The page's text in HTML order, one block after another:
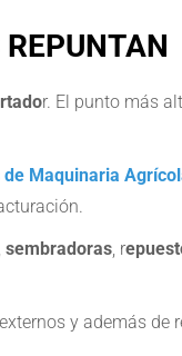
r. El punto más
Maquinaria
sembradoras, r
y además de